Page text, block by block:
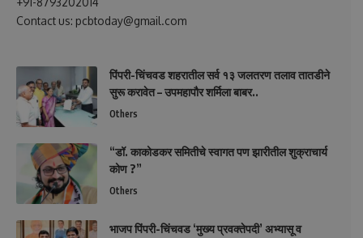
Contact us: pcbtoday@gmail.com
पिंपरी-चिंचवड शहरातील सर्व १३ जलतरण तलाव तातडीने
सुरू करावेत – उपमहापौर शर्मिला बाबर..
Others
“डॉ. काकोडकर समितीचे स्वागत पण झारीतील शुक्राचार्य
कोण ?”
Others
भाजप पिंपरी-चिंचवड ‘मुख्य प्रवक्तेपदी’ अभ्यासू व